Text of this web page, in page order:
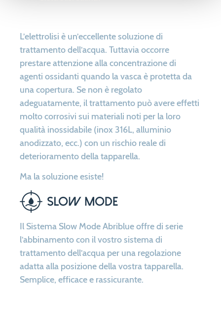
L’elettrolisi è un’eccellente soluzione di
trattamento dell’acqua. Tuttavia occorre
prestare attenzione alla concentrazione di
agenti ossidanti quando la vasca è protetta da
una copertura. Se non è regolato
adeguatamente, il trattamento può avere effetti
molto corrosivi sui materiali noti per la loro
qualità inossidabile (inox 316L, alluminio
anodizzato, ecc.) con un rischio reale di
deterioramento della tapparella.
Ma la soluzione esiste!
Il Sistema Slow Mode Abriblue offre di serie
l’abbinamento con il vostro sistema di
trattamento dell’acqua per una regolazione
adatta alla posizione della vostra tapparella.
Semplice, efficace e rassicurante.